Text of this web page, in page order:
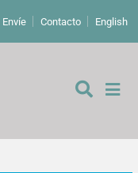
Envíe Contacto English